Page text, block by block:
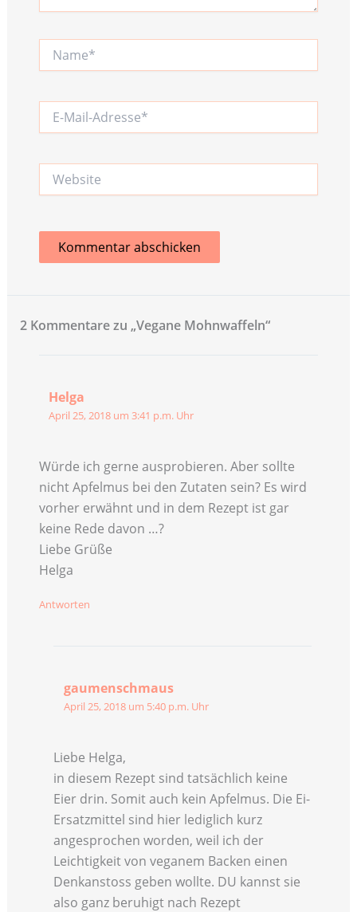
Mail-
Website
2 Kommentare zu „Vegane Mohnwaffeln“
Helga
April 25, 2018 um 3:41 p.m. Uhr
Würde ich gerne ausprobieren. Aber sollte
nicht Apfelmus bei den Zutaten sein? Es wird
vorher erwähnt und in dem Rezept ist gar
keine Rede davon …?
Liebe Grüße
Helga
Antworten
gaumenschmaus
April 25, 2018 um 5:40 p.m. Uhr
Liebe Helga,
in diesem Rezept sind tatsächlich keine
Eier drin. Somit auch kein Apfelmus. Die Ei-
Ersatzmittel sind hier lediglich kurz
angesprochen worden, weil ich der
Leichtigkeit von veganem Backen einen
Denkanstoss geben wollte. DU kannst sie
also ganz beruhigt nach Rezept